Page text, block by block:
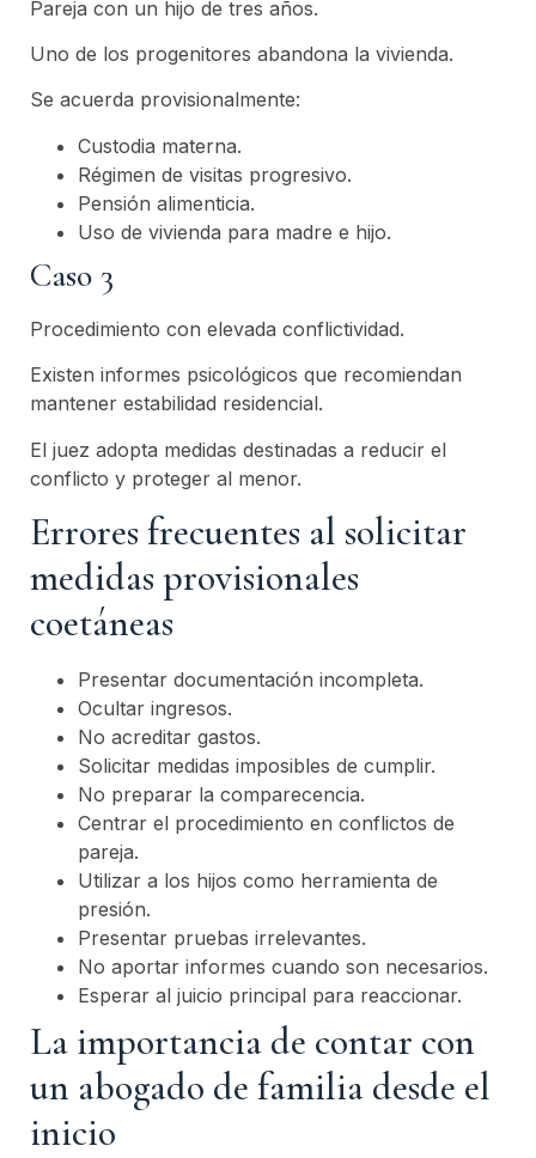
Pareja con un hijo de tres años.
Uno de los progenitores abandona la vivienda.
Se acuerda provisionalmente:
Custodia materna.
Régimen de visitas progresivo.
Pensión alimenticia.
Uso de vivienda para madre e hijo.
Caso 3
Procedimiento con elevada conflictividad.
Existen informes psicológicos que recomiendan
mantener estabilidad residencial.
El juez adopta medidas destinadas a reducir el
conflicto y proteger al menor.
Errores frecuentes al solicitar
medidas provisionales
coetáneas
Presentar documentación incompleta.
Ocultar ingresos.
No acreditar gastos.
Solicitar medidas imposibles de cumplir.
No preparar la comparecencia.
Centrar el procedimiento en conflictos de
pareja.
Utilizar a los hijos como herramienta de
presión.
Presentar pruebas irrelevantes.
No aportar informes cuando son necesarios.
Esperar al juicio principal para reaccionar.
La importancia de contar con
un abogado de familia desde el
inicio